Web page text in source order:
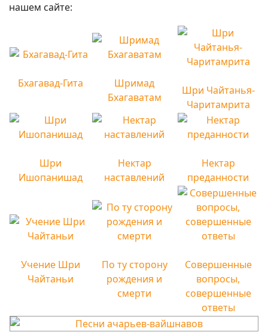
нашем сайте:
Бхагавад-Гита
Шримад
Бхагаватам
Шри Чайтанья-
Чаритамрита
Шри
Ишопанишад
Нектар
наставлений
Нектар
преданности
Учение Шри
Чайтаньи
По ту сторону
рождения и
смерти
Совершенные
вопросы,
совершенные
ответы